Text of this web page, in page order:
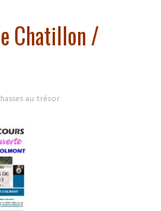
Chatillon /
au trésor